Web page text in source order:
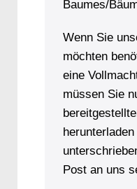
Baumes/
Wenn Sie
möchten
eine
müssen Sie
Post an uns